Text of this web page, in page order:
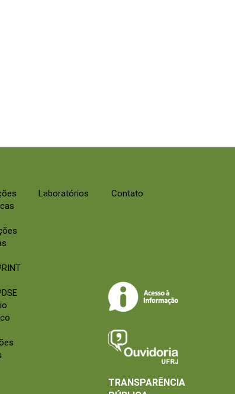
Laboratórios Contato
TRANSPARÊNCIA